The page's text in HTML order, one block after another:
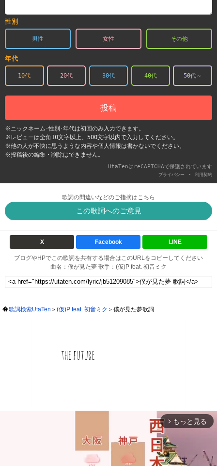
性別
男性 女性 その他
年代
10代 20代 30代 40代 50代～
投稿
※ニックネーム･性別･年代は初回のみ入力できます。
※レビューは全角10文字以上、500文字以内で入力してください。
※他の人が不快に思うような内容や個人情報は書かないでください。
※投稿後の編集・削除はできません。
UtaTenはreCAPTCHAで保護されています
プライバシー - 利用契約
歌詞の間違いなどのご指摘はこちら
この歌詞へのご意見
X Facebook LINE
ブログやHPでこの歌詞を共有する場合はこのURLをコピーしてください
曲名：僕が見た夢 歌手：(仮)P feat. 初音ミク
歌詞検索UtaTen (仮)P feat. 初音ミク 僕が見た夢歌詞
arrow_forward_ios もっと見る